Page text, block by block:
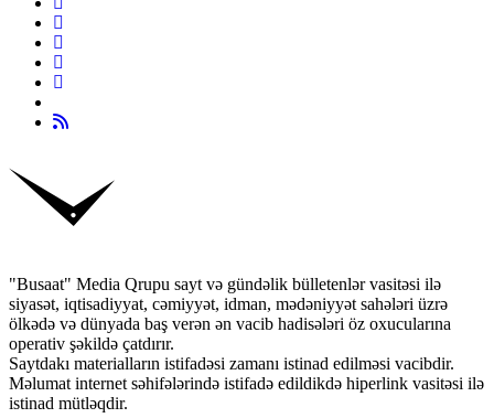
"Busaat" Media Qrupu sayt və gündəlik bülletenlər vasitəsi ilə
siyasət, iqtisadiyyat, cəmiyyət, idman, mədəniyyət sahələri üzrə
ölkədə və dünyada baş verən ən vacib hadisələri öz oxucularına
operativ şəkildə çatdırır.
Saytdakı materialların istifadəsi zamanı istinad edilməsi vacibdir.
Məlumat internet səhifələrində istifadə edildikdə hiperlink vasitəsi ilə
istinad mütləqdir.